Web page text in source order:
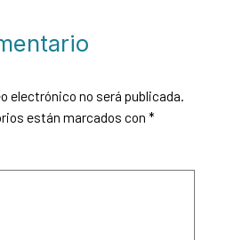
electrónico no será publicada.
están marcados con *